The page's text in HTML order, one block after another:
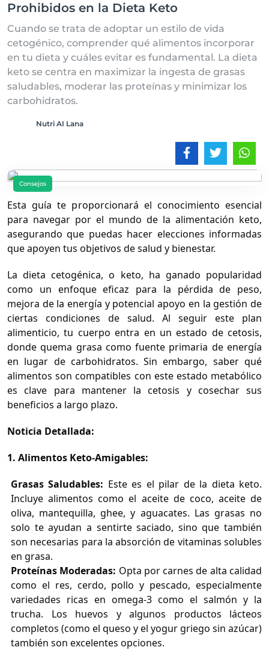
Prohibidos en la Dieta Keto
Cuando se trata de adoptar un estilo de vida
cetogénico, comprender qué alimentos incorporar
en tu dieta y cuáles evitar es fundamental. La dieta
keto se centra en maximizar la ingesta de grasas
saludables, moderar las proteínas y minimizar los
carbohidratos.
Nutri AI Lana
Consejos
Esta guía te proporcionará el conocimiento esencial
para navegar por el mundo de la alimentación keto,
asegurando que puedas hacer elecciones informadas
que apoyen tus objetivos de salud y bienestar.
La dieta cetogénica, o keto, ha ganado popularidad
como un enfoque eficaz para la pérdida de peso,
mejora de la energía y potencial apoyo en la gestión de
ciertas condiciones de salud. Al seguir este plan
alimenticio, tu cuerpo entra en un estado de cetosis,
donde quema grasa como fuente primaria de energía
en lugar de carbohidratos. Sin embargo, saber qué
alimentos son compatibles con este estado metabólico
es clave para mantener la cetosis y cosechar sus
beneficios a largo plazo.
Noticia Detallada:
1. Alimentos Keto-Amigables:
Grasas Saludables: Este es el pilar de la dieta keto.
Incluye alimentos como el aceite de coco, aceite de
oliva, mantequilla, ghee, y aguacates. Las grasas no
solo te ayudan a sentirte saciado, sino que también
son necesarias para la absorción de vitaminas solubles
en grasa.
Proteínas Moderadas: Opta por carnes de alta calidad
como el res, cerdo, pollo y pescado, especialmente
variedades ricas en omega-3 como el salmón y la
trucha. Los huevos y algunos productos lácteos
completos (como el queso y el yogur griego sin azúcar)
también son excelentes opciones.